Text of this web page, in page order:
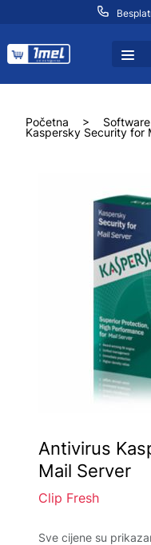
Početna > Software
Kaspersky Security for
Antivirus
Mail Server
Clip Fresh
Sve cijene su